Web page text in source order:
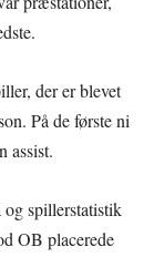
der er blevet
På de første ni
assist.
og spillerstatistik
OB placerede